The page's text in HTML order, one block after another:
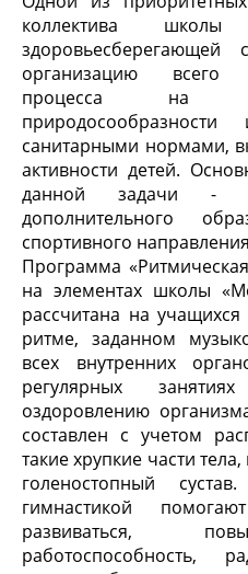
коллектива школы
здоровьесберегающей
организацию всего
процесса на
санитарными нормами,
активности детей.
данной задачи -
дополнительного
спортивного
Программа
на элементах школы
рассчитана на
ритме, заданном
всех внутренних
регулярных
оздоровлению
составлен с учетом
такие хрупкие части
голеностопный
гимнастикой
развиваться,
работоспособность,